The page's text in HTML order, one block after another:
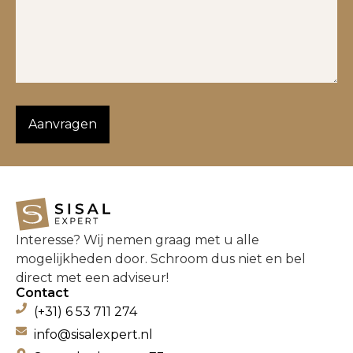
Interesse? Wij nemen graag met u alle
mogelijkheden door. Schroom dus niet en bel
direct met een adviseur!
Contact
(+31) 6 53 711 274
info@sisalexpert.nl